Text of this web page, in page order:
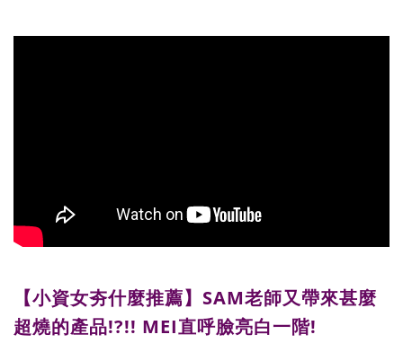
【小資女夯什麼推薦】SAM老師又帶來甚麼
超燒的產品!?!! MEI直呼臉亮白一階!